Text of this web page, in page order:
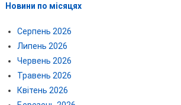
Новини по місяцях
Серпень 2026
Липень 2026
Червень 2026
Травень 2026
Квітень 2026